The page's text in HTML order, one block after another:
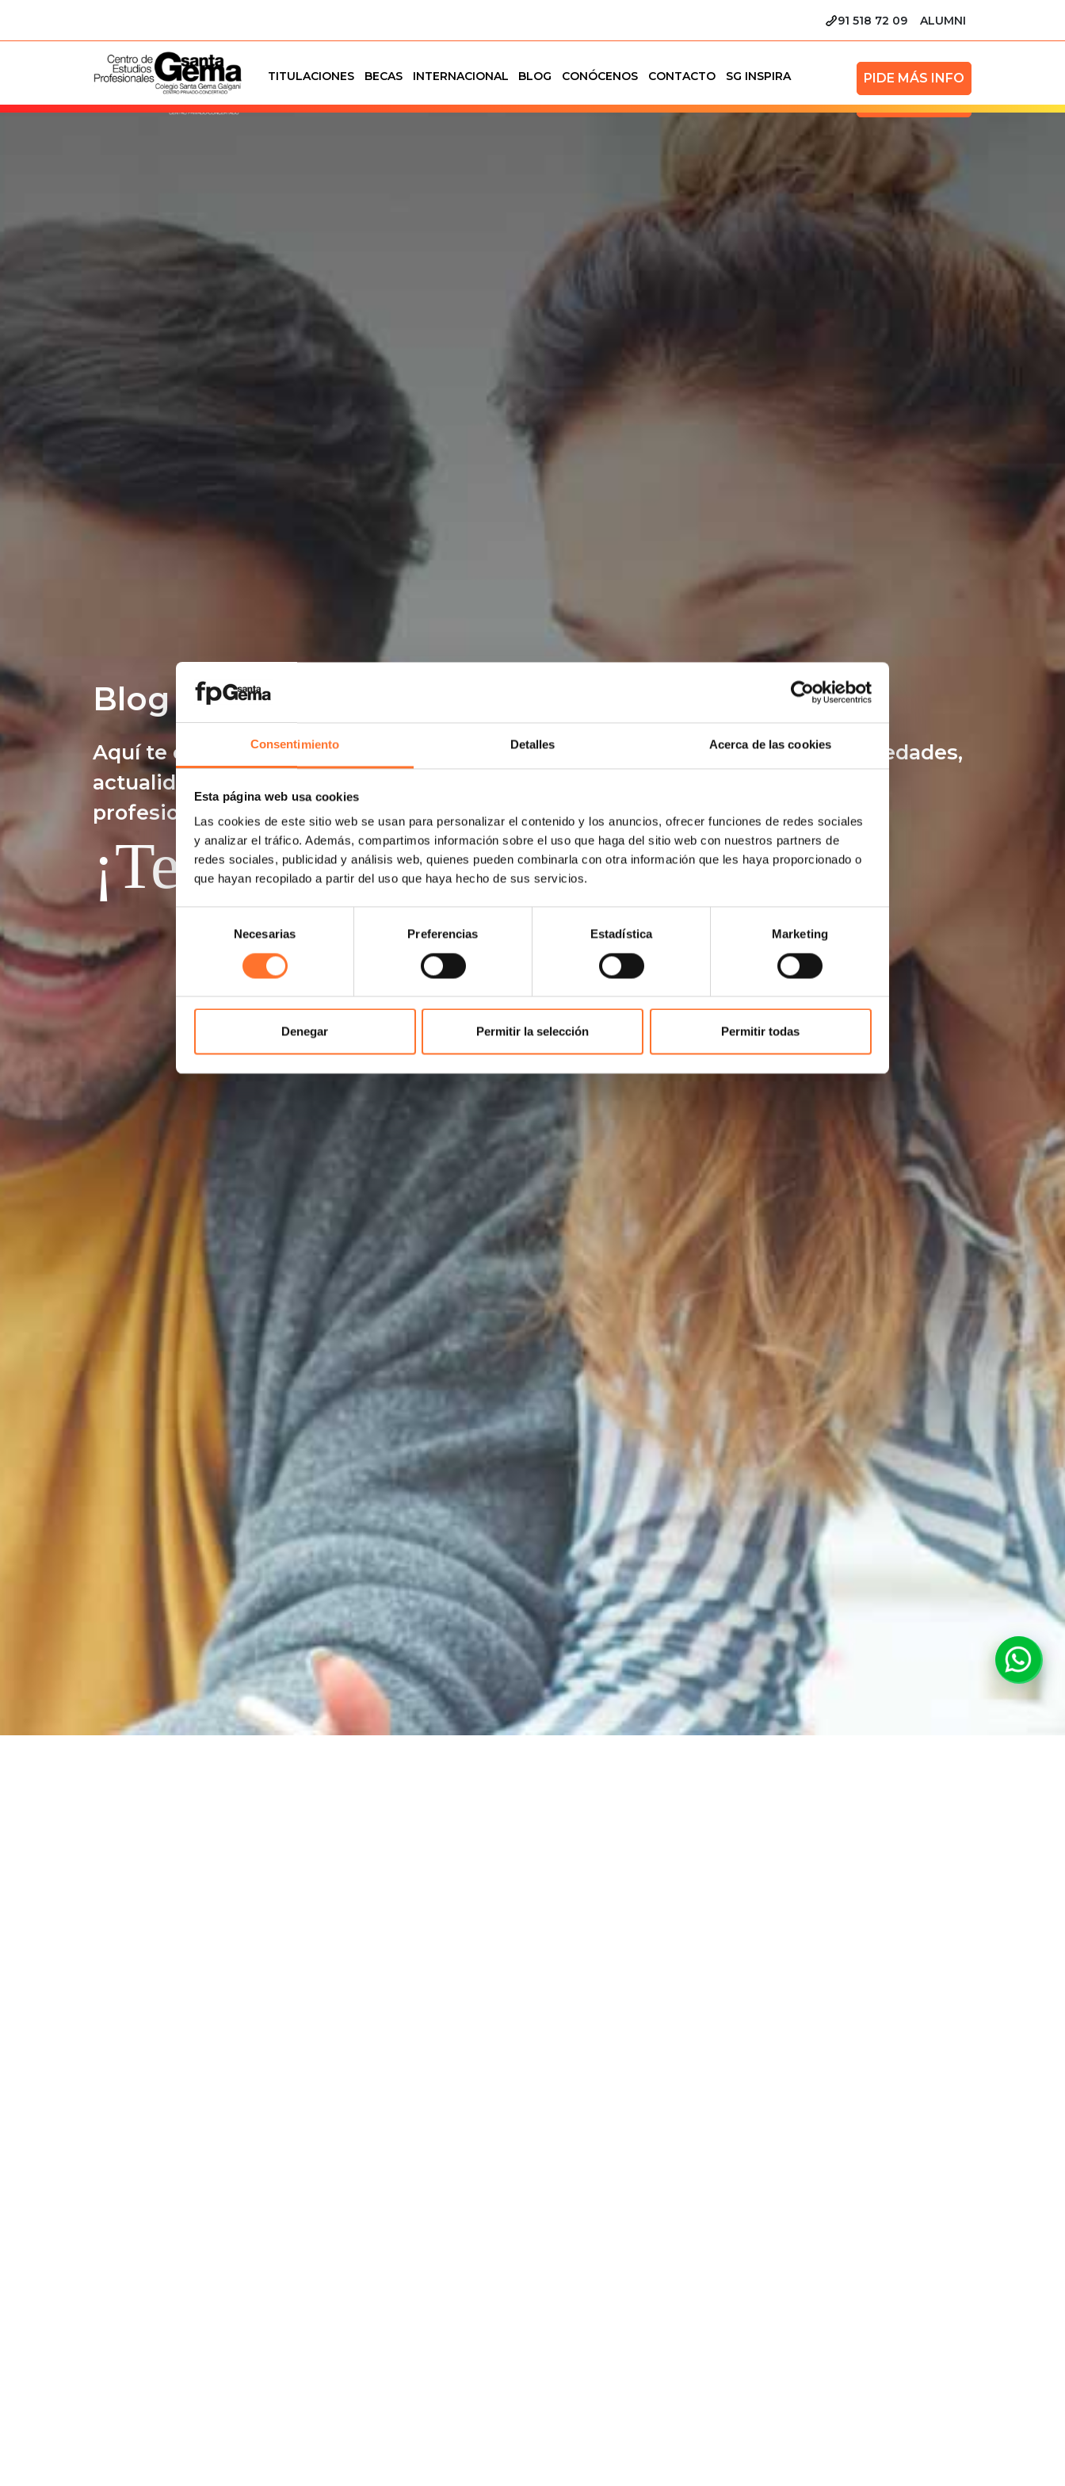
Consentimiento Detalles Acerca de las cookies
Esta página web usa cookies
Las cookies de este sitio web se usan para personalizar el contenido y los anuncios, ofrecer funciones de redes sociales
y analizar el tráfico. Además, compartimos información sobre el uso que haga del sitio web con nuestros partners de
redes sociales, publicidad y análisis web, quienes pueden combinarla con otra información que les haya proporcionado o
que hayan recopilado a partir del uso que haya hecho de sus servicios.
consentimiento
Necesarias Preferencias Estadística Marketing
Denegar Permitir la selección Permitir todas
91 518 72 09 ALUMNI
TITULACIONES BECAS INTERNACIONAL BLOG CONÓCENOS CONTACTO SG INSPIRA PIDE MÁS INFO
TITULACIONES BECAS INTERNACIONAL BLOG CONÓCENOS CONTACTO PIDE MÁS INFO
Blog de FP Santa Gema
Aquí te contamos todo sobre los grados superiores y los grados medios: novedades,
actualidad, noticias y toda la información para alumnos de FP y para futuros
profesionales.
¡Te lo contamos todo!